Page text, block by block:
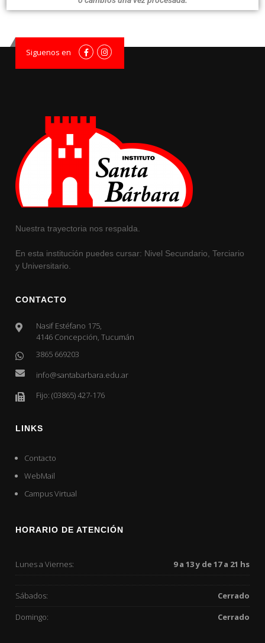
Siguenos en
Nuestra trayectoria nos respalda.
En esta institución puedes cursar: Nivel Secundario, Terciario
y Universitario.
CONTACTO
Nasif Estéfano 175,
4146 Concepción, Tucumán
3865 669203
info@santabarbara.edu.ar
Fijo: (03865) 427-176
LINKS
Contacto
WebMail
Campus Virtual
HORARIO DE ATENCIÓN
Lunes a Viernes: 9 a 13 y de 17 a 21 hs
Sábados:
Cerrado
Domingo:
Cerrado